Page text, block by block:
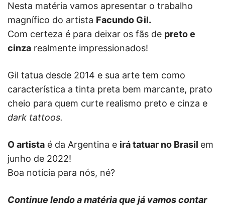
Nesta matéria vamos apresentar o trabalho
magnífico do artista Facundo Gil.
Com certeza é para deixar os fãs de preto e
cinza realmente impressionados!
Gil tatua desde 2014 e sua arte tem como
característica a tinta preta bem marcante, prato
cheio para quem curte realismo preto e cinza e
dark tattoos.
O artista é da Argentina e irá tatuar no Brasil em
junho de 2022!
Boa notícia para nós, né?
Continue lendo a matéria que já vamos contar